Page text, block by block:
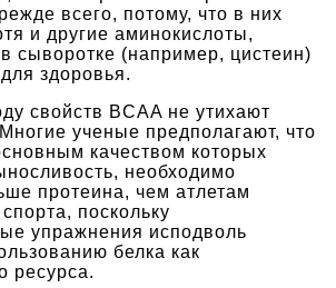
всего, потому, что в них
и другие аминокислоты,
сыворотке (например, цистеин)
здоровья.
свойств BCAA не утихают
ученые предполагают, что
качеством которых
необходимо
протеина, чем атлетам
поскольку
упражнения исподволь
белка как
ресурса.